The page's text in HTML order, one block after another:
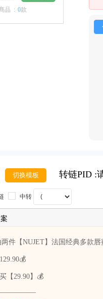
品 : 0款
切换模板 转链PID :
中转
件【NUJET】法国经典多款唇
【29.90】💰